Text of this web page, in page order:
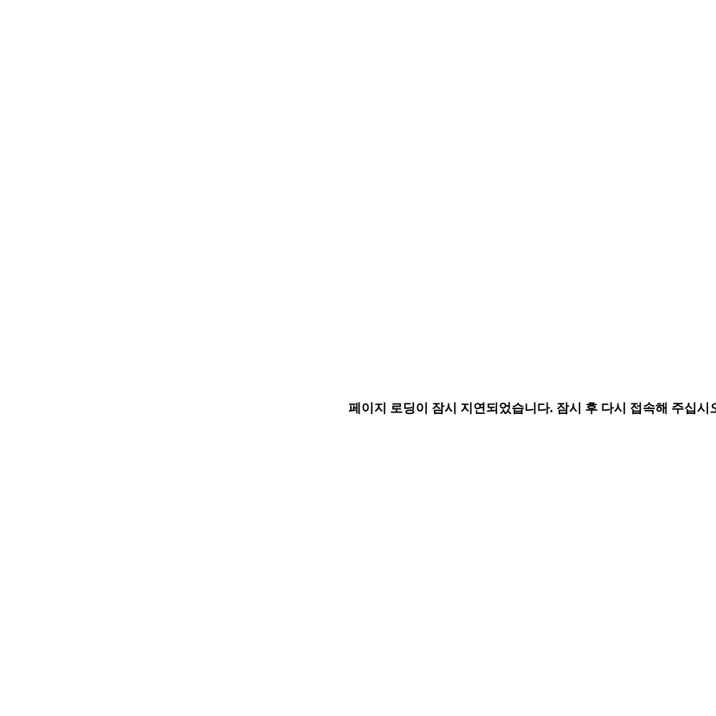
페이지 로딩이 잠시 지연되었습니다. 잠시 후 다시 접속해 주십시